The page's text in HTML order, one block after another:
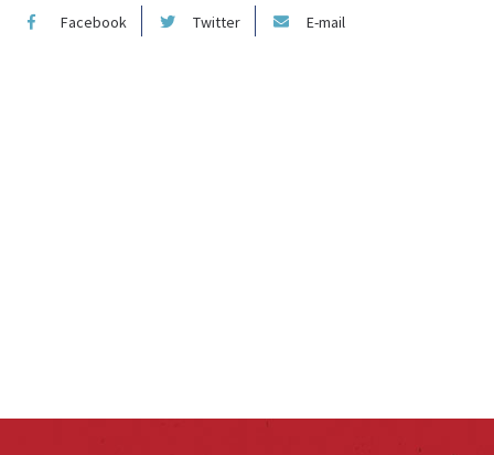
Facebook Twitter E-mail